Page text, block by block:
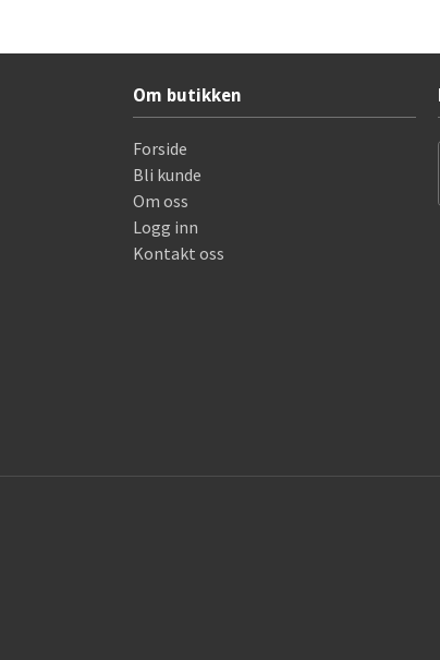
Om butikken
Forside
Bli kunde
Om oss
Logg inn
Kontakt oss